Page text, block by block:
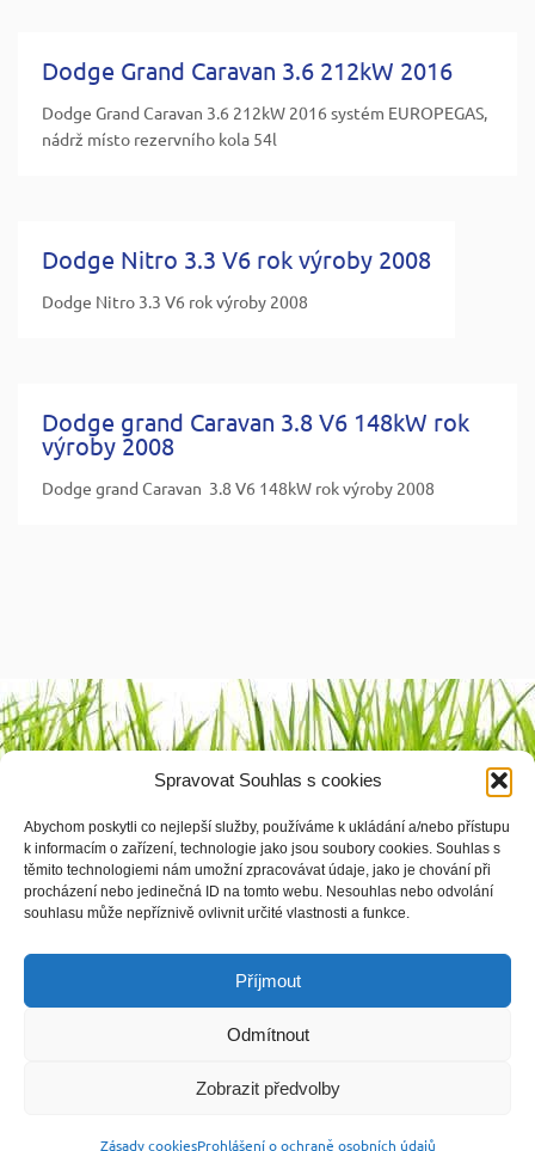
Spravovat Souhlas s cookies
Abychom poskytli co nejlepší služby, používáme k ukládání a/nebo přístupu
k informacím o zařízení, technologie jako jsou soubory cookies. Souhlas s
těmito technologiemi nám umožní zpracovávat údaje, jako je chování při
procházení nebo jedinečná ID na tomto webu. Nesouhlas nebo odvolání
souhlasu může nepříznivě ovlivnit určité vlastnosti a funkce.
Příjmout
Odmítnout
Zobrazit předvolby
Zásady cookiesProhlášení o ochraně osobních údajů
Dodge Grand Caravan 3.6 212kW 2016
Dodge Grand Caravan 3.6 212kW 2016 systém EUROPEGAS,
nádrž místo rezervního kola 54l
Dodge Nitro 3.3 V6 rok výroby 2008
Dodge Nitro 3.3 V6 rok výroby 2008
Dodge grand Caravan 3.8 V6 148kW rok
výroby 2008
Dodge grand Caravan 3.8 V6 148kW rok výroby 2008
© vyrobilaSoftmedia.cz|Zásady cookies|Prohlášení o ochraně osobních údajů
Vyhledávání: 